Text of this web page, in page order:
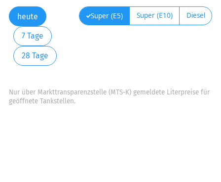
heute
7 Tage
28 Tage
Super (E5) Super (E10) Diesel
Nur über Markttransparenzstelle (MTS-K) gemeldete Literpreise für
geöffnete Tankstellen.